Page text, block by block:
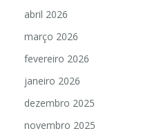
abril 2026
março 2026
fevereiro 2026
janeiro 2026
dezembro 2025
novembro 2025